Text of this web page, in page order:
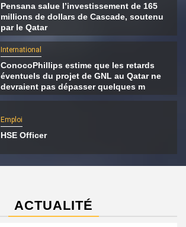
Pensana salue l’investissement de 165
millions de dollars de Cascade, soutenu
par le Qatar
International
ConocoPhillips estime que les retards
éventuels du projet de GNL au Qatar ne
devraient pas dépasser quelques m
Emploi
HSE Officer
ACTUALITÉ